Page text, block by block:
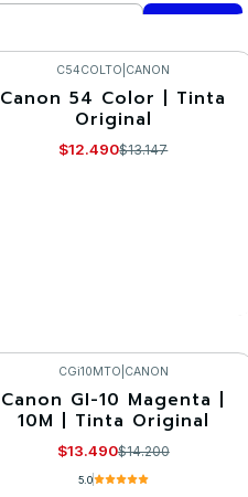
Comprar ahora
-5%
C54COLTO CANON
Canon 54 Color | Tinta
Original
$12.490$13.147
VER DETALLES
-5%
CGi10MTO CANON
Canon GI-10 Magenta |
10M | Tinta Original
$13.490$14.200
5.0